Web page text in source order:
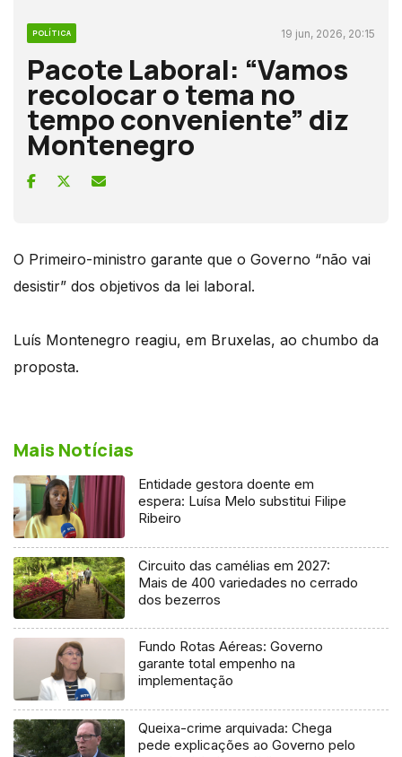
POLÍTICA 19 jun, 2026, 20:15
Pacote Laboral: “Vamos
recolocar o tema no
tempo conveniente” diz
Montenegro
O Primeiro-ministro garante que o Governo “não vai
desistir” dos objetivos da lei laboral.
Luís Montenegro reagiu, em Bruxelas, ao chumbo da
proposta.
Mais Notícias
Entidade gestora doente em
espera: Luísa Melo substitui Filipe
Ribeiro
Circuito das camélias em 2027:
Mais de 400 variedades no cerrado
dos bezerros
Fundo Rotas Aéreas: Governo
garante total empenho na
implementação
Queixa-crime arquivada: Chega
pede explicações ao Governo pelo